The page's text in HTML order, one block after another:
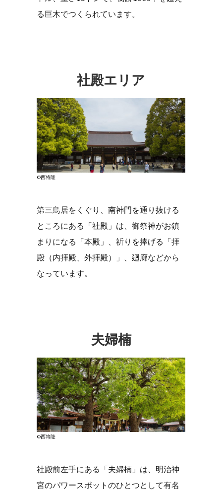
る巨木でつくられています。
社殿エリア
©西将隆
第三鳥居をくぐり、南神門を通り抜ける
ところにある「社殿」は、御祭神がお鎮
まりになる「本殿」、祈りを捧げる「拝
殿（内拝殿、外拝殿）」、廻廊などから
なっています。
夫婦楠
©西将隆
社殿前左手にある「夫婦楠」は、明治神
宮のパワースポットのひとつとして有名